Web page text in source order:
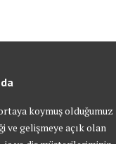
koymuş olduğumuz
ve gelişmeye açık olan